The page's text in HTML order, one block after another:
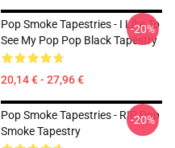
Pop Smoke Tapestries - I Like To
See My Pop Pop Black Tapestry
20,14 € - 27,96 €
-20%
Pop Smoke Tapestries - RIP Pop
Smoke Tapestry
-20%